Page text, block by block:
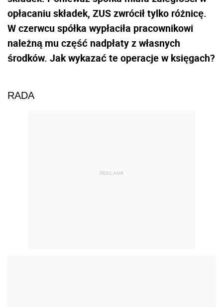
opłacaniu składek, ZUS zwrócił tylko różnicę.
W czerwcu spółka wypłaciła pracownikowi
należną mu część nadpłaty z własnych
środków. Jak wykazać te operacje w księgach?
RADA
REKLAMA